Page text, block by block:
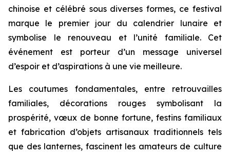
chinoise et célébré sous diverses formes, ce festival
marque le premier jour du calendrier lunaire et
symbolise le renouveau et l’unité familiale. Cet
événement est porteur d’un message universel
d’espoir et d’aspirations à une vie meilleure.
Les coutumes fondamentales, entre retrouvailles
familiales, décorations rouges symbolisant la
prospérité, vœux de bonne fortune, festins familiaux
et fabrication d’objets artisanaux traditionnels tels
que des lanternes, fascinent les amateurs de culture